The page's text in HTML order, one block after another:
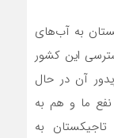
به آب‌های
این کشور
آن در حال
ما و هم به
به